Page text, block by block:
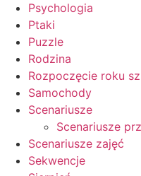
Psychologia
Ptaki
Puzzle
Rodzina
Rozpoczęcie roku
Samochody
Scenariusze
Scenariusze
Scenariusze zajęć
Sekwencje